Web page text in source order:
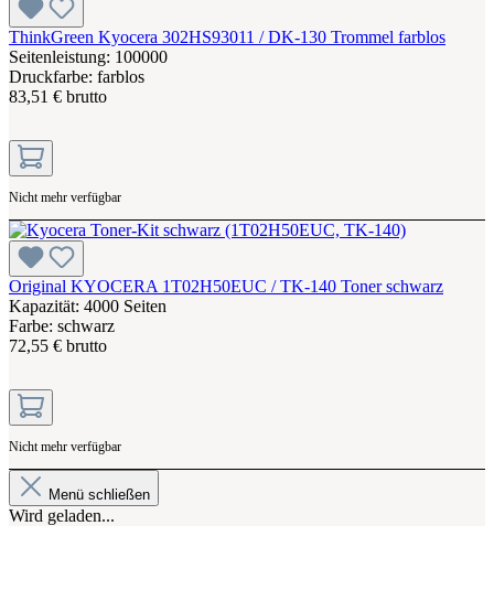
ThinkGreen Kyocera 302HS93011 / DK-130 Trommel farblos
Seitenleistung: 100000
Druckfarbe: farblos
83,51 € brutto
Nicht mehr verfügbar
Original KYOCERA 1T02H50EUC / TK-140 Toner schwarz
Kapazität: 4000 Seiten
Farbe: schwarz
72,55 € brutto
Nicht mehr verfügbar
Menü schließen
Wird geladen...